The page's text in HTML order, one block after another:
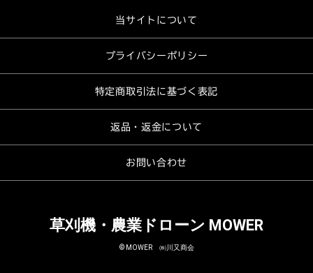
当サイトについて
プライバシーポリシー
特定商取引法に基づく表記
返品・返金について
お問い合わせ
草刈機・農業ドローン MOWER
© MOWER ㈱川又商会